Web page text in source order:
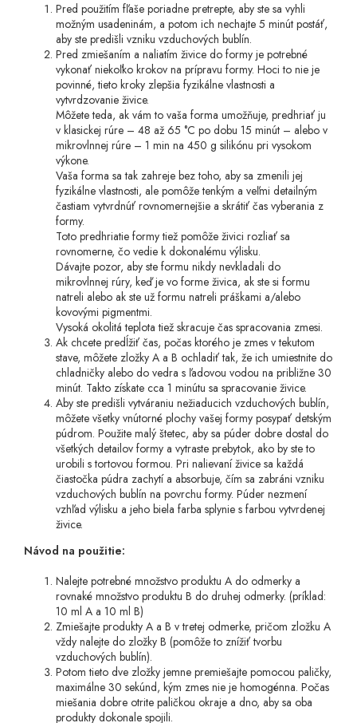
Pred použitím fľaše poriadne pretrepte, aby ste sa vyhli
možným usadeninám, a potom ich nechajte 5 minút postáť,
aby ste predišli vzniku vzduchových bublín.
Pred zmiešaním a naliatím živice do formy je potrebné
vykonať niekoľko krokov na prípravu formy. Hoci to nie je
povinné, tieto kroky zlepšia fyzikálne vlastnosti a
vytvrdzovanie živice.
Môžete teda, ak vám to vaša forma umožňuje, predhriať ju
v klasickej rúre – 48 až 65 °C po dobu 15 minút – alebo v
mikrovlnnej rúre – 1 min na 450 g silikónu pri vysokom
výkone.
Vaša forma sa tak zahreje bez toho, aby sa zmenili jej
fyzikálne vlastnosti, ale pomôže tenkým a veľmi detailným
častiam vytvrdnúť rovnomernejšie a skrátiť čas vyberania z
formy.
Toto predhriatie formy tiež pomôže živici rozliať sa
rovnomerne, čo vedie k dokonalému výlisku.
Dávajte pozor, aby ste formu nikdy nevkladali do
mikrovlnnej rúry, keď je vo forme živica, ak ste si formu
natreli alebo ak ste už formu natreli práškami a/alebo
kovovými pigmentmi.
Vysoká okolitá teplota tiež skracuje čas spracovania zmesi.
Ak chcete predĺžiť čas, počas ktorého je zmes v tekutom
stave, môžete zložky A a B ochladiť tak, že ich umiestnite do
chladničky alebo do vedra s ľadovou vodou na približne 30
minút. Takto získate cca 1 minútu sa spracovanie živice.
Aby ste predišli vytváraniu nežiaducich vzduchových bublín,
môžete všetky vnútorné plochy vašej formy posypať detským
púdrom. Použite malý štetec, aby sa púder dobre dostal do
všetkých detailov formy a vytraste prebytok, ako by ste to
urobili s tortovou formou. Pri nalievaní živice sa každá
čiastočka púdra zachytí a absorbuje, čím sa zabráni vzniku
vzduchových bublín na povrchu formy. Púder nezmení
vzhľad výlisku a jeho biela farba splynie s farbou vytvrdenej
živice.
Návod na použitie:
Nalejte potrebné množstvo produktu A do odmerky a
rovnaké množstvo produktu B do druhej odmerky. (príklad:
10 ml A a 10 ml B)
Zmiešajte produkty A a B v tretej odmerke, pričom zložku A
vždy nalejte do zložky B (pomôže to znížiť tvorbu
vzduchových bublín).
Potom tieto dve zložky jemne premiešajte pomocou paličky,
maximálne 30 sekúnd, kým zmes nie je homogénna. Počas
miešania dobre otrite paličkou okraje a dno, aby sa oba
produkty dokonale spojili.